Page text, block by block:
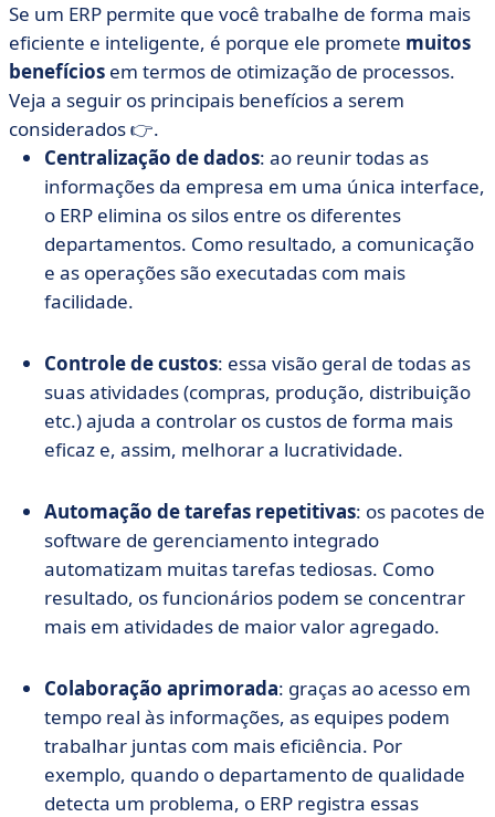
Se um ERP permite que você trabalhe de forma mais
eficiente e inteligente, é porque ele promete muitos
benefícios em termos de otimização de processos.
Veja a seguir os principais benefícios a serem
considerados 👉.
Centralização de dados: ao reunir todas as
informações da empresa em uma única interface,
o ERP elimina os silos entre os diferentes
departamentos. Como resultado, a comunicação
e as operações são executadas com mais
facilidade.
Controle de custos: essa visão geral de todas as
suas atividades (compras, produção, distribuição
etc.) ajuda a controlar os custos de forma mais
eficaz e, assim, melhorar a lucratividade.
Automação de tarefas repetitivas: os pacotes de
software de gerenciamento integrado
automatizam muitas tarefas tediosas. Como
resultado, os funcionários podem se concentrar
mais em atividades de maior valor agregado.
Colaboração aprimorada: graças ao acesso em
tempo real às informações, as equipes podem
trabalhar juntas com mais eficiência. Por
exemplo, quando o departamento de qualidade
detecta um problema, o ERP registra essas